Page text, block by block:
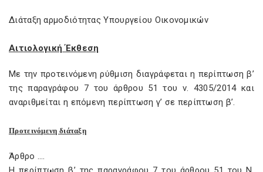
Διάταξη αρμοδιότητας Υπουργείου Οικονομικών
Αιτιολογική Έκθεση
Με την προτεινόμενη ρύθμιση διαγράφεται η περίπτωση β’
της παραγράφου 7 του άρθρου 51 του ν. 4305/2014 και
αναριθμείται η επόμενη περίπτωση γ’ σε περίπτωση β’.
Προτεινόμενη διάταξη
Άρθρο ….